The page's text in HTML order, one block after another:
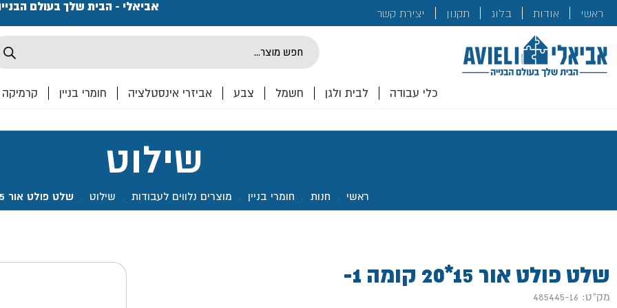
ראשי אודות בלוג תקנון יצירת קשרלכם!
אביאלי - הבית שלך בעולם
Products
search
כלי עבודה לבית ולגן חשמל צבע אביזרי אינסטלציה חומרי בניין קרמיקה
שילוט
ראשי . חנות . חומרי בניין . מוצרים נלווים לעבודות . שילוט . שלט פולט אור 15*20 קומה 1-
שלט פולט אור 15*20 קומה 1-
מק"ט: 485445-16